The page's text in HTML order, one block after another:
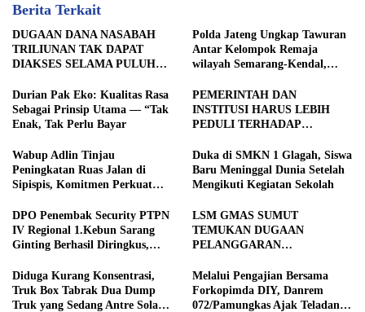
Berita Terkait
DUGAAN DANA NASABAH
TRILIUNAN TAK DAPAT
DIAKSES SELAMA PULUHAN
SEMARANG DESAK
TRANSPARANSI DAN
PEMERIKSAAN
Polda Jateng Ungkap Tawuran
Antar Kelompok Remaja
wilayah Semarang-Kendal,
17 DPO Diburu
Durian Pak Eko: Kualitas Rasa
Sebagai Prinsip Utama — “Tak
Enak, Tak Perlu Bayar
PEMERINTAH DAN
INSTITUSI HARUS LEBIH
PEDULI TERHADAP
STRATEGIS PEMBANGUNAN
Wabup Adlin Tinjau
Peningkatan Ruas Jalan di
Sipispis, Komitmen Perkuat
Duka di SMKN 1 Glagah, Siswa
Baru Meninggal Dunia Setelah
Mengikuti Kegiatan Sekolah
DPO Penembak Security PTPN
IV Regional 1.Kebun Sarang
Ginting Berhasil Diringkus,
2025
LSM GMAS SUMUT
TEMUKAN DUGAAN
PELANGGARAN
JUTA DI SERGAI:
DIBORONGKAN KE PIHAK
LUAR DESA, PEKERJA
Diduga Kurang Konsentrasi,
Truk Box Tabrak Dua Dump
Truk yang Sedang Antre Solar
Melalui Pengajian Bersama
Forkopimda DIY, Danrem
072/Pamungkas Ajak Teladani